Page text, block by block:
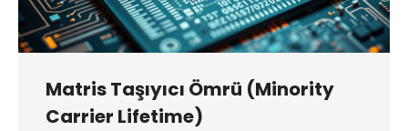
Matris Taşıyıcı Ömrü (Minority
Carrier Lifetime)